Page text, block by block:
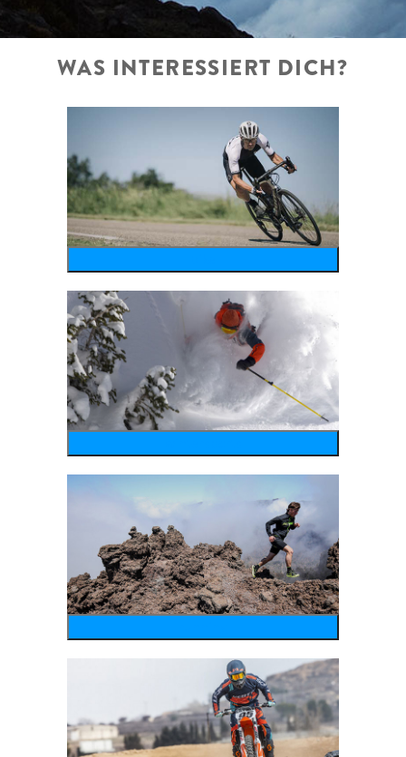
WAS INTERESSIERT DICH?